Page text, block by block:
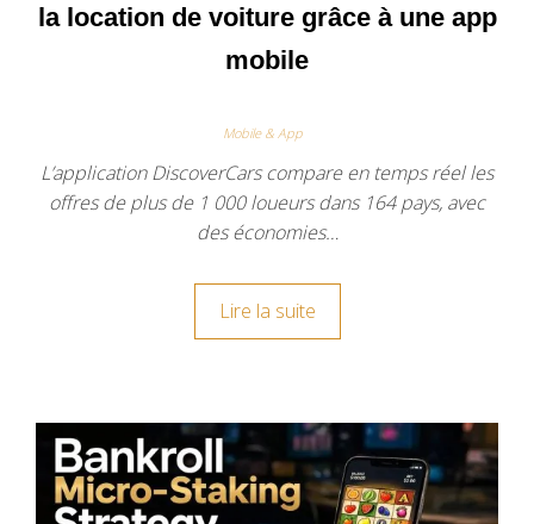
la location de voiture grâce à une app
mobile
Mobile & App
L’application DiscoverCars compare en temps réel les
offres de plus de 1 000 loueurs dans 164 pays, avec
des économies…
Lire la suite